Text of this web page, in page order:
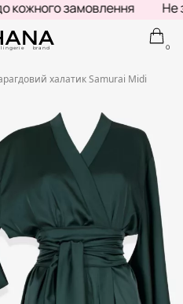
кожного замовлення Не
brand 0
халатик Samurai Midi